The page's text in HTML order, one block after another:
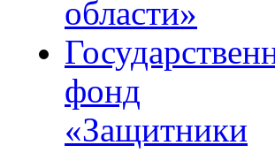
области»
фонд
«Защитники